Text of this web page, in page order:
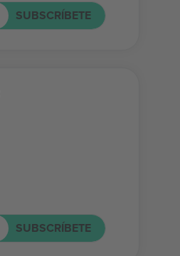
SUBSCRÍBETE
SUBSCRÍBETE